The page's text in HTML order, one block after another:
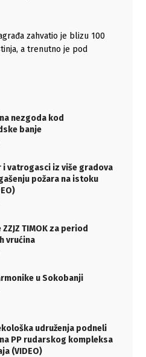
zahvatio je blizu 100
a trenutno je pod
nezgoda kod
banje
i vatrogasci iz više gradova
požara na istoku
TIMOK za period
vrućina
u Sokobanji
udruženja podneli
PP rudarskog kompleksa
(VIDEO)